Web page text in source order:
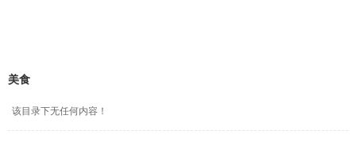
美食
该目录下无任何内容！